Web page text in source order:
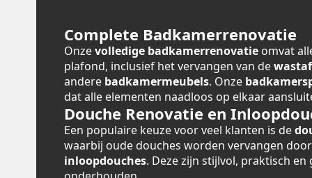
Complete Badkamerrenovatie
Onzevolledige badkamerrenovatie omvat
plafond, inclusief het vervangen van de
andere badkamermeubels. Onze
dat alle elementen naadloos op elkaar
Douche Renovatie en
Een populaire keuze voor veel klanten is de
waarbij oude douches worden vervangen
inloopdouches. Deze zijn stijlvol, praktisch